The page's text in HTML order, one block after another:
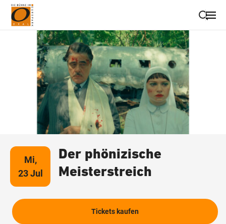
Suche schließen
Wegbeschreibung erhalten
Mi,
23 Jul
Der phönizische
Meisterstreich
Tickets kaufen